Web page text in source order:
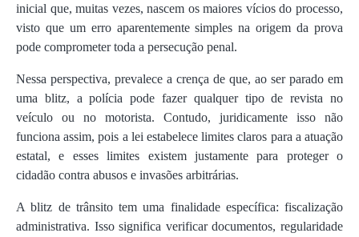
inicial que, muitas vezes, nascem os maiores vícios do processo,
visto que um erro aparentemente simples na origem da prova
pode comprometer toda a persecução penal.
Nessa perspectiva, prevalece a crença de que, ao ser parado em
uma blitz, a polícia pode fazer qualquer tipo de revista no
veículo ou no motorista. Contudo, juridicamente isso não
funciona assim, pois a lei estabelece limites claros para a atuação
estatal, e esses limites existem justamente para proteger o
cidadão contra abusos e invasões arbitrárias.
A blitz de trânsito tem uma finalidade específica: fiscalização
administrativa. Isso significa verificar documentos, regularidade